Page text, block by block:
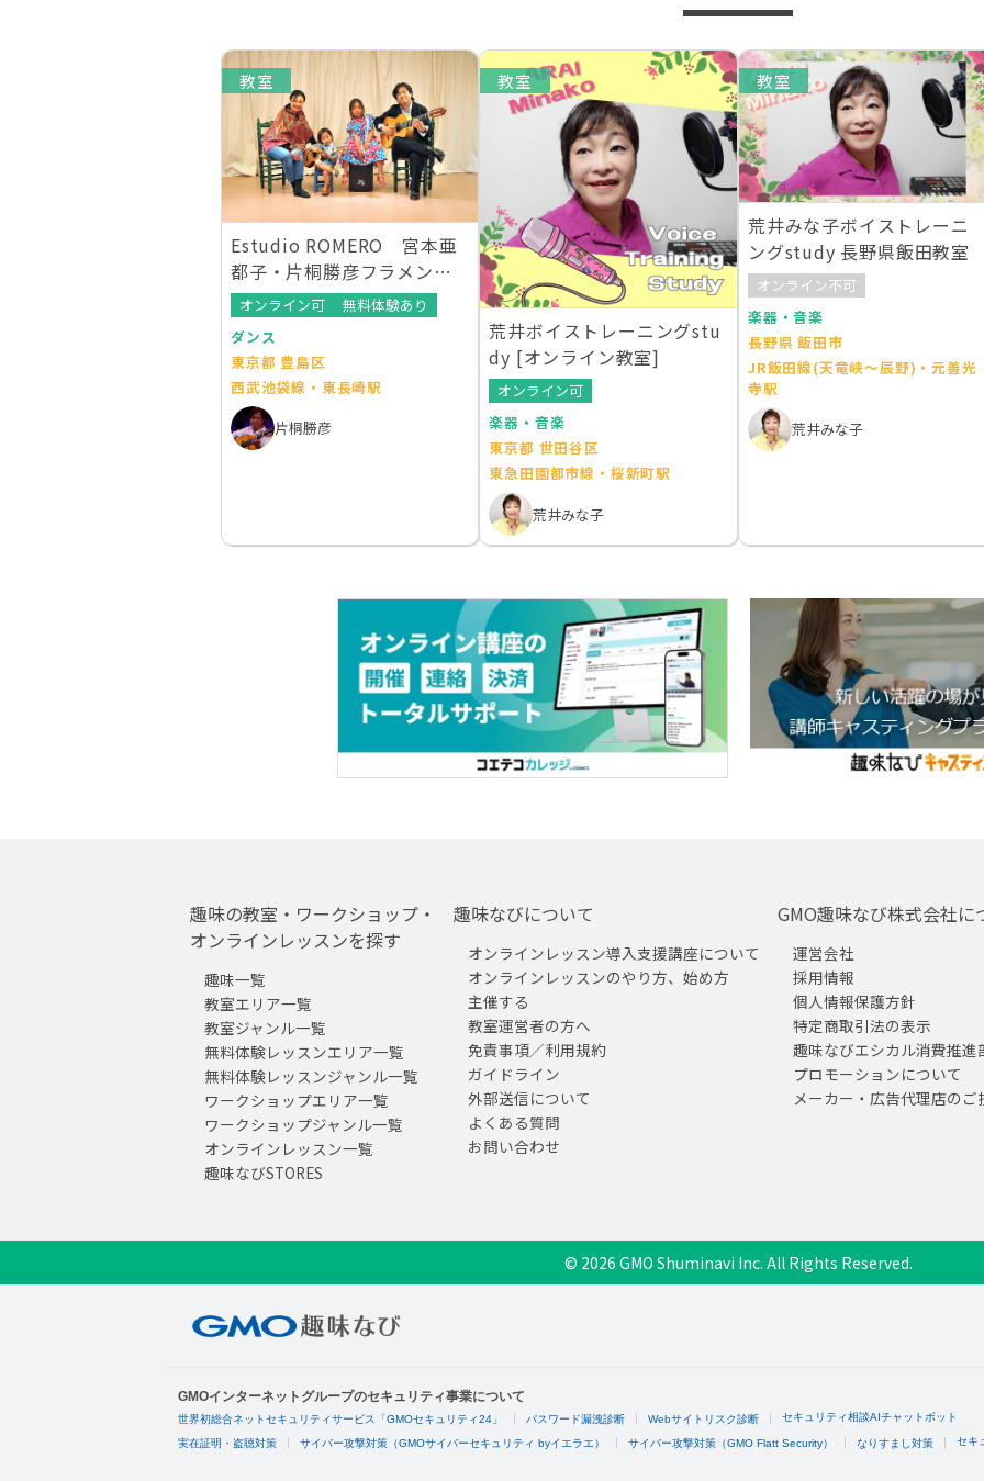
教室
Estudio ROMERO 宮本亜
都子・片桐勝彦フラメンコ
教室
オンライン可
無料体験あり
ダンス
東京都 豊島区
西武池袋線・東長崎駅
片桐勝彦
教室
荒井ボイストレーニングstu
dy [オンライン教室]
オンライン可
楽器・音楽
東京都 世田谷区
東急田園都市線・桜新町駅
荒井みな子
教室
荒井みな子ボイストレーニ
ングstudy 長野県飯田教室
オンライン不可
楽器・音楽
長野県 飯田市
JR飯田線(天竜峡～辰野)・元善光
寺駅
荒井みな子
趣味の教室・ワークショップ・
オンラインレッスンを探す
趣味一覧
教室エリア一覧
教室ジャンル一覧
無料体験レッスンエリア一覧
無料体験レッスンジャンル一覧
ワークショップエリア一覧
ワークショップジャンル一覧
オンラインレッスン一覧
趣味なびSTORES
趣味なびについて
オンラインレッスン導入支援講座について
オンラインレッスンのやり方、始め方
主催する
教室運営者の方へ
免責事項／利用規約
ガイドライン
外部送信について
よくある質問
お問い合わせ
GMO趣味なび株式会社に
運営会社
採用情報
個人情報保護方針
特定商取引法の表示
趣味なびエシカル消費推進
プロモーションについて
メーカー・広告代理店のご
© 2026 GMO Shuminavi Inc. All Rights Reserved.